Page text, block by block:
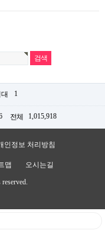
1
전체 1,015,918
인정보 처리방침
맵 오시는길